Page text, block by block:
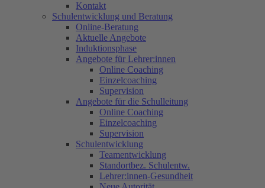
Kontakt
Schulentwicklung und Beratung
Online-Beratung
Aktuelle Angebote
Induktionsphase
Angebote für Lehrer:innen
Online Coaching
Einzelcoaching
Supervision
Angebote für die Schulleitung
Online Coaching
Einzelcoaching
Supervision
Schulentwicklung
Teamentwicklung
Standortbez. Schulentw.
Lehrer:innen-Gesundheit